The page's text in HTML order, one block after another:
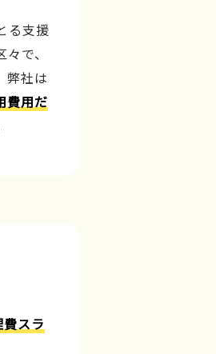
る支援
で、
弊社は
費用だ
スラ